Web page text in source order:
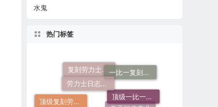
水鬼
热门标签
复刻劳力士一般多少钱 一比一复刻劳力士
顶级复刻劳力士手表
劳力士日志哪个厂仿好